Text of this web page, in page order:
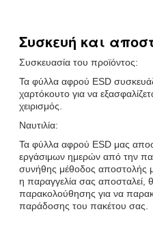
Συσκευή και
Συσκευασία του προϊόντος:
Τα φύλλα αφρού ESD
χαρτόκουτο για να
χειρισμός.
Ναυτιλία:
Τα φύλλα αφρού ESD μας
εργάσιμων ημερών από την
συνήθης μέθοδος αποστολής
η παραγγελία σας αποσταλεί,
παρακολούθησης για να
παράδοσης του πακέτου σας.